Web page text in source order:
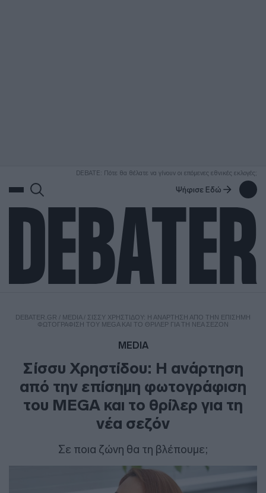
DEBATE: Πότε θα θέλατε να γίνουν οι επόμενες εθνικές εκλογές;
Ψήφισε Εδώ
DEBATER.GR / MEDIA/ ΣΊΣΣΥ ΧΡΗΣΤΊΔΟΥ: Η ΑΝΆΡΤΗΣΗ ΑΠΌ ΤΗΝ ΕΠΊΣΗΜΗ
ΦΩΤΟΓΡΆΦΙΣΗ ΤΟΥ MEGA ΚΑΙ ΤΟ ΘΡΊΛΕΡ ΓΙΑ ΤΗ ΝΈΑ ΣΕΖΌΝ
MEDIA
Σίσσυ Χρηστίδου: Η ανάρτηση
από την επίσημη φωτογράφιση
του MEGA και το θρίλερ για τη
νέα σεζόν
Σε ποια ζώνη θα τη βλέπουμε;